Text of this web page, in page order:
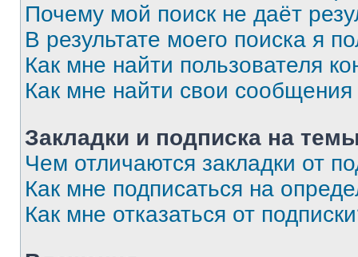
Почему мой поиск не даёт
В результате моего поиска я
Как мне найти пользователя
Как мне найти свои
Закладки и подписка на
Чем отличаются закладки от
Как мне подписаться на
Как мне отказаться от